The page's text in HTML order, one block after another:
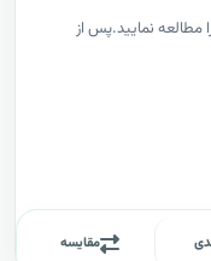
مطالعه نمایید.پس از
مقایسه